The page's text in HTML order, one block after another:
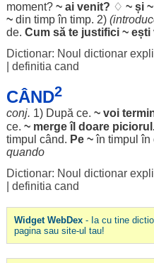
moment? ~ ai venit? ♢ ~ și ~
~din timpîn timp. 2)(
de. Cumsă te justifici~ ești
Dictionar: Noul dictionar
definitia cand
CÂND2
conj. 1) După ce. ~ voi
ce. ~ merge îl doare piciorul
timpul când. Pe ~în timpul în
quando
Dictionar: Noul dictionar
definitia cand
Widget WebDex- Ia cu tine
pagina sau site-ul tau!